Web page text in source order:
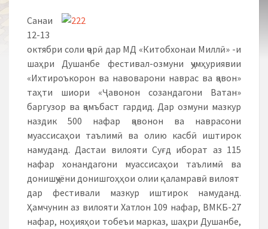
Санаи
12-13
октябри соли ҷорӣ дар МД «Китобхонаи Миллӣ» -и
шаҳри Душанбе фестивал-озмуни ҷумҳуриявии
«Ихтироъкорон ва навоварони наврас ва ҷавон»
таҳти шиори «Ҷавонон созандагони Ватан»
баргузор ва ҷамъбаст гардид. Дар озмуни мазкур
наздик 500 нафар ҷавонон ва наврасони
муассисаҳои таълимӣ ва олию касбӣ иштирок
намуданд. Дастаи вилояти Суғд иборат аз 115
нафар хонандагони муассисаҳои таълимӣ ва
донишҷуёни донишгоҳҳои олии қаламравӣ вилоят
дар фестивали мазкур иштирок намуданд.
Ҳамчунин аз вилояти Хатлон 109 нафар, ВМКБ-27
нафар, ноҳияҳои тобеъи марказ, шаҳри Душанбе,